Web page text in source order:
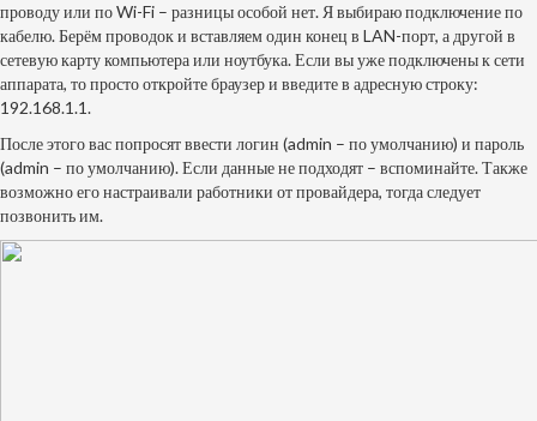
проводу или по Wi-Fi – разницы особой нет. Я выбираю подключение по
кабелю. Берём проводок и вставляем один конец в LAN-порт, а другой в
сетевую карту компьютера или ноутбука. Если вы уже подключены к сети
аппарата, то просто откройте браузер и введите в адресную строку:
192.168.1.1.
После этого вас попросят ввести логин (admin – по умолчанию) и пароль
(admin – по умолчанию). Если данные не подходят – вспоминайте. Также
возможно его настраивали работники от провайдера, тогда следует
позвонить им.